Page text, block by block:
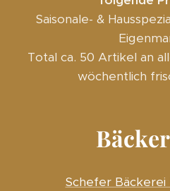
Saisonale- &
Total ca. 50 Artikel an
wöchentlich
Schefer Bäckerei